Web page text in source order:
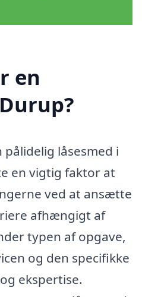
en
låsesmed i
en vigtig faktor at
ved at ansætte
afhængigt af
typen af opgave,
og den specifikke
ekspertise.